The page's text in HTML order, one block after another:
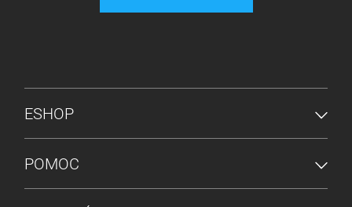
PONUKA V PÄTE
ESHOP
POMOC